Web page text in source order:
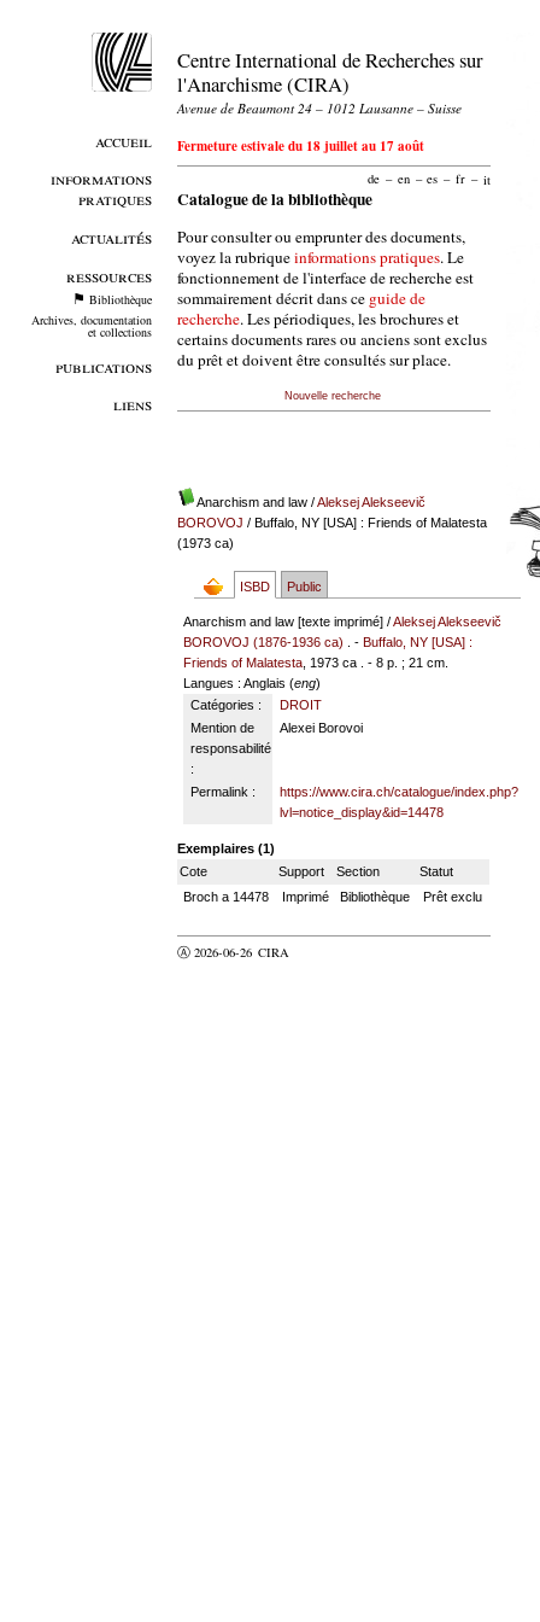
accueil
informations
pratiques
actualités
ressources
Bibliothèque
Archives, documentation
et collections
publications
liens
Centre International de Recherches sur
l'Anarchisme (CIRA)
Avenue de Beaumont 24 – 1012 Lausanne – Suisse
Fermeture estivale du 18 juillet au 17 août
de – en – es – fr – it
Catalogue de la bibliothèque
Pour consulter ou emprunter des documents,
voyez la rubriqueinformations pratiques. Le
fonctionnement de l'interface de recherche est
sommairement décrit dans ce guide de
recherche. Les périodiques, les brochures et
certains documents rares ou anciens sont exclus
du prêt et doivent être consultés sur place.
Nouvelle recherche
Anarchism and law/Aleksej Alekseevič
BOROVOJ / Buffalo, NY [USA] : Friends of Malatesta
(1973 ca)
ISBD Public
Anarchism and law [texte imprimé] /Aleksej Alekseevič
BOROVOJ (1876-1936 ca)
. -Buffalo, NY [USA] :
Friends of Malatesta , 1973 ca . - 8 p. ; 21 cm.
Langues : Anglais (eng)
Catégories :
DROIT
Mention de
responsabilité
:
Alexei Borovoi
Permalink :
https://www.cira.ch/catalogue/index.php?
lvl=notice_display&id=14478
Exemplaires (1)
Cote
Support Section
Statut
Broch a 14478
Imprimé Bibliothèque Prêt exclu
Ⓐ 2026-06-26 CIRA